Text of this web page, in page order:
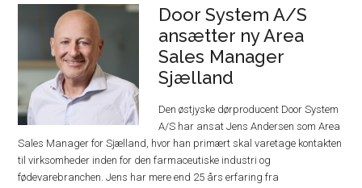
Door System A/S
ansætter ny Area
Sales Manager
Sjælland
Den østjyske dørproducent Door System
A/S har ansat Jens Andersen som Area
Sales Manager for Sjælland, hvor han primært skal varetage kontakten
til virksomheder inden for den farmaceutiske industri og
fødevarebranchen. Jens har mere end 25 års erfaring fra